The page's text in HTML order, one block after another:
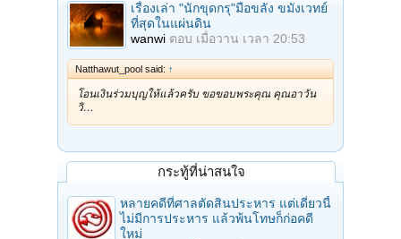
เรื่องเล่า "นักขุดกรุ"มือขลัง ขมังเวทย์
ที่สุดในแผ่นดิน
wanwi ตอบ เมื่อวาน เวลา 20:53
Natthawut_pool said: ↑
โอนเงินร่วมบุญให้แล้วครับ ขอขอบพระคุณ คุณอาวัน
วิ…
กระทู้ที่น่าสนใจ
หลายคดีที่ศาลตัดสินประหาร แต่เดี๋ยวนี้
ไม่มีการประหาร แล้วพ้นโทษก็ก่อคดี
ใหม่